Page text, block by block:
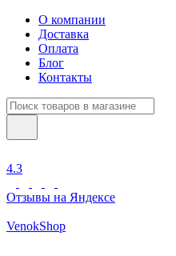
О компании
Доставка
Оплата
Блог
Контакты
4.3
Отзывы на Яндексе
VenokShop